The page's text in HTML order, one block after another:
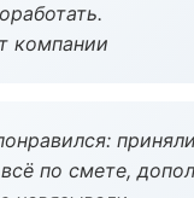
компании
по смете,